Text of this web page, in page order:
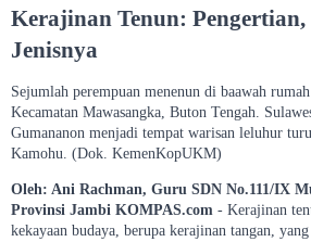
Kerajinan Tenun: Pengertian,
Jenisnya
Sejumlah perempuan menenun di baawah
Kecamatan Mawasangka, Buton Tengah.
Gumananon menjadi tempat warisan leluhur
Kamohu. (Dok. KemenKopUKM)
Oleh: Ani Rachman, Guru SDN No.111/IX
Provinsi Jambi KOMPAS.com - Kerajinan
kekayaan budaya, berupa kerajinan tangan,